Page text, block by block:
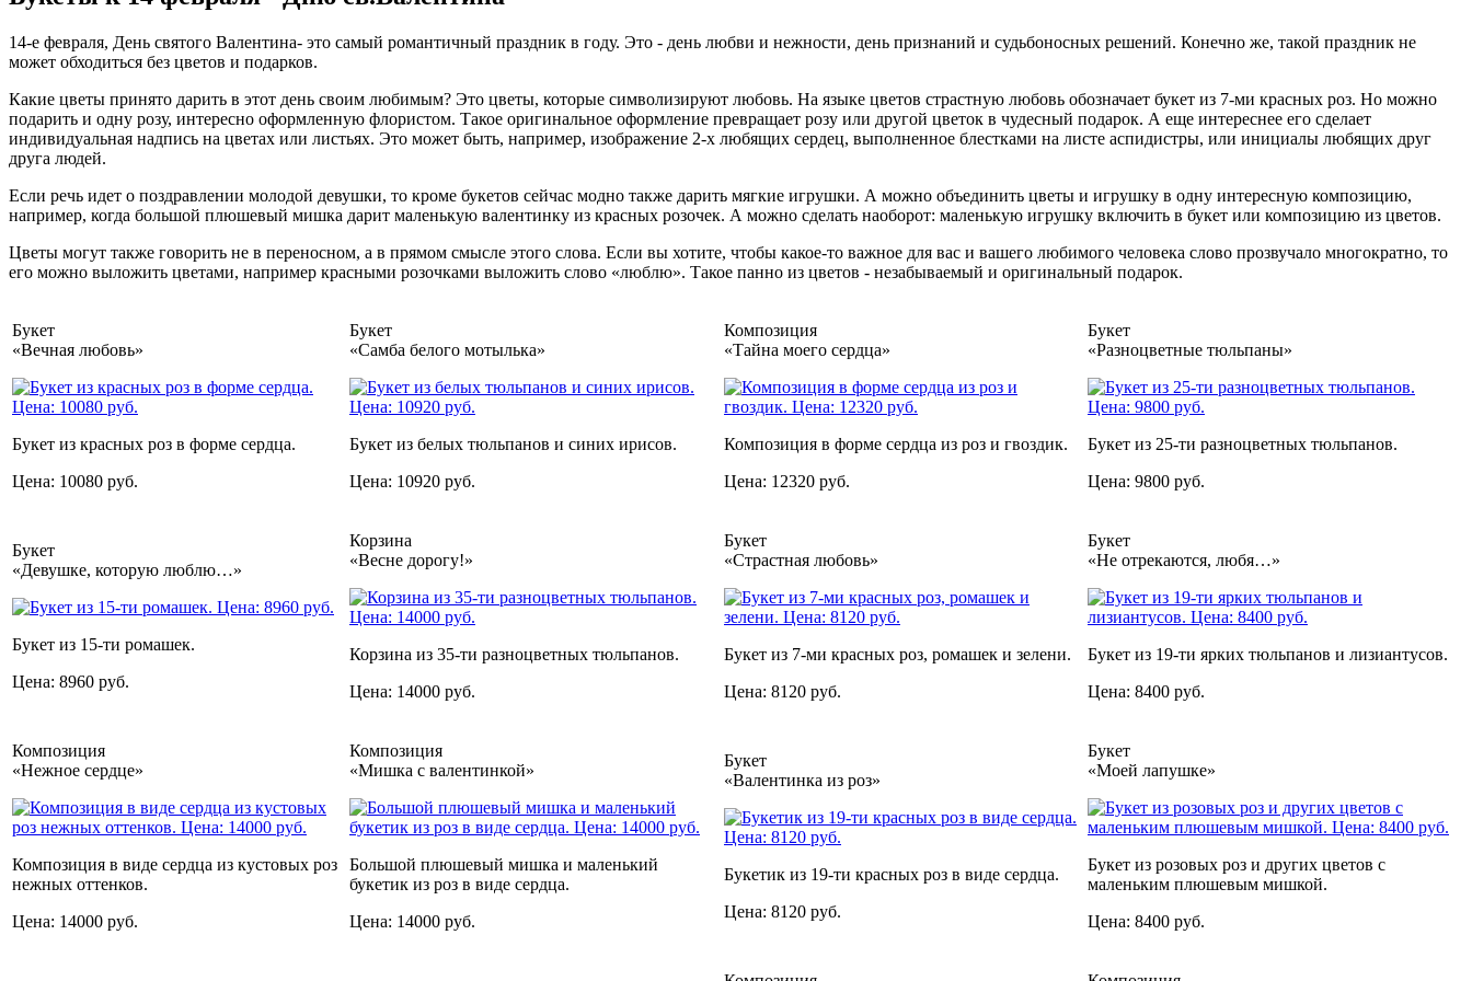
14-е февраля, День святого Валентина- это самый романтичный праздник в году. Это - день любви и нежности, день признаний и судьбоносных решений. Конечно же, такой праздник не
может обходиться без цветов и подарков.
Какие цветы принято дарить в этот день своим любимым? Это цветы, которые символизируют любовь. На языке цветов страстную любовь обозначает букет из 7-ми красных роз. Но можно
подарить и одну розу, интересно оформленную флористом. Такое оригинальное оформление превращает розу или другой цветок в чудесный подарок. А еще интереснее его сделает
индивидуальная надпись на цветах или листьях. Это может быть, например, изображение 2-х любящих сердец, выполненное блестками на листе аспидистры, или инициалы любящих друг
друга людей.
Если речь идет о поздравлении молодой девушки, то кроме букетов сейчас модно также дарить мягкие игрушки. А можно объединить цветы и игрушку в одну интересную композицию,
например, когда большой плюшевый мишка дарит маленькую валентинку из красных розочек. А можно сделать наоборот: маленькую игрушку включить в букет или композицию из цветов.
Цветы могут также говорить не в переносном, а в прямом смысле этого слова. Если вы хотите, чтобы какое-то важное для вас и вашего любимого человека слово прозвучало многократно, то
его можно выложить цветами, например красными розочками выложить слово «люблю». Такое панно из цветов - незабываемый и оригинальный подарок.
Букет
«Вечная любовь»
Букет из красных роз в форме сердца.
Цена: 10080 руб.
Букет
«Самба белого мотылька»
Букет из белых тюльпанов и синих ирисов.
Цена: 10920 руб.
Композиция
«Тайна моего сердца»
Композиция в форме сердца из роз и гвоздик.
Цена: 12320 руб.
Букет
«Разноцветные тюльпаны»
Букет из 25-ти разноцветных тюльпанов.
Цена: 9800 руб.
Букет
«Девушке, которую люблю…»
Букет из 15-ти ромашек.
Цена: 8960 руб.
Корзина
«Весне дорогу!»
Корзина из 35-ти разноцветных тюльпанов.
Цена: 14000 руб.
Букет
«Страстная любовь»
Букет из 7-ми красных роз, ромашек и зелени.
Цена: 8120 руб.
Букет
«Не отрекаются, любя…»
Букет из 19-ти ярких тюльпанов и лизиантусов.
Цена: 8400 руб.
Композиция
«Нежное сердце»
Композиция в виде сердца из кустовых роз
нежных оттенков.
Цена: 14000 руб.
Композиция
«Мишка с валентинкой»
Большой плюшевый мишка и маленький
букетик из роз в виде сердца.
Цена: 14000 руб.
Букет
«Валентинка из роз»
Букетик из 19-ти красных роз в виде сердца.
Цена: 8120 руб.
Букет
«Моей лапушке»
Букет из розовых роз и других цветов с
маленьким плюшевым мишкой.
Цена: 8400 руб.